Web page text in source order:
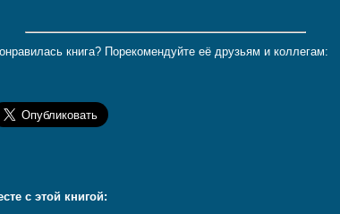
книга? Порекомендуйте её друзьям и коллегам:
с этой книгой: